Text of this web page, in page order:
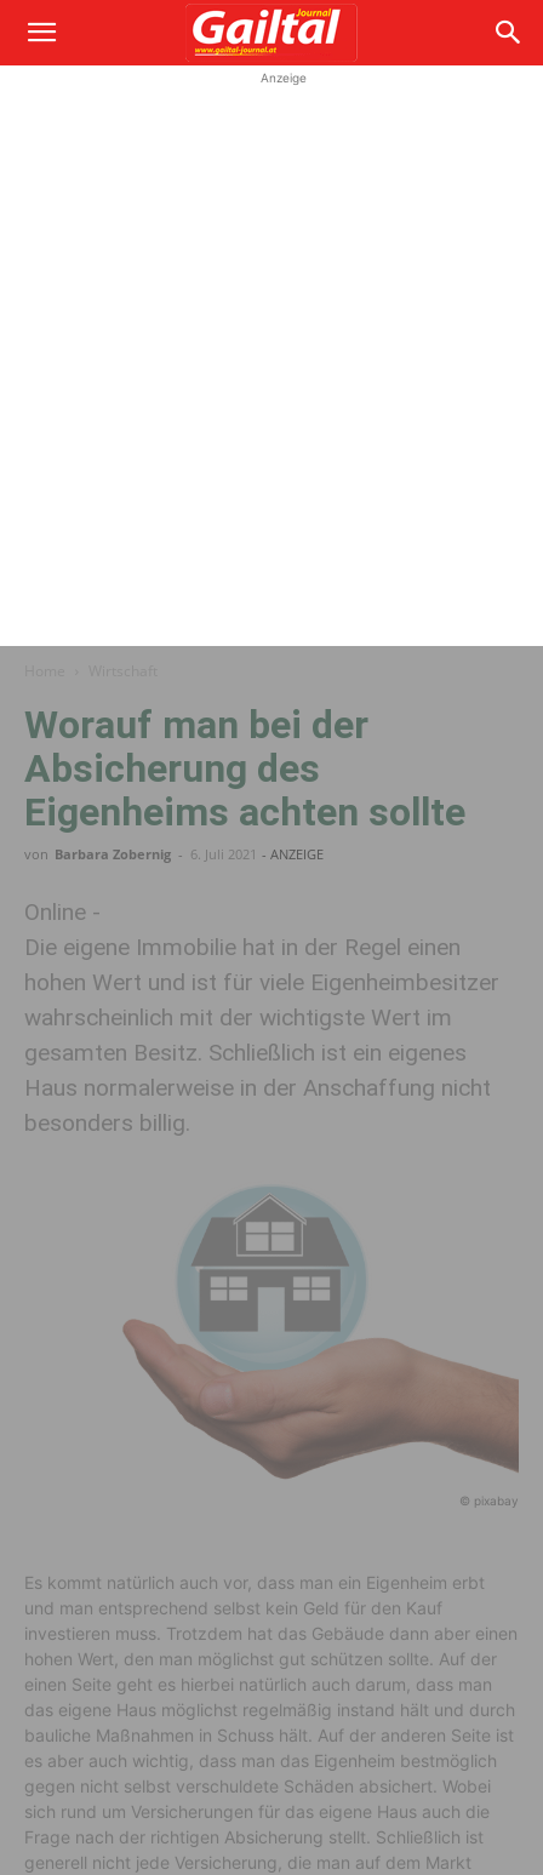
Anzeige
Worauf man bei der
Absicherung des
Eigenheims achten sollte
von Barbara Zobernig - 6. Juli 2021 - ANZEIGE
Online -
Die eigene Immobilie hat in der Regel einen
hohen Wert und ist für viele Eigenheimbesitzer
wahrscheinlich mit der wichtigste Wert im
gesamten Besitz. Schließlich ist ein eigenes
Haus normalerweise in der Anschaffung nicht
besonders billig.
© pixabay
Es kommt natürlich auch vor, dass man ein Eigenheim erbt
und man entsprechend selbst kein Geld für den Kauf
investieren muss. Trotzdem hat das Gebäude dann aber einen
hohen Wert, den man möglichst gut schützen sollte. Auf der
einen Seite geht es hierbei natürlich auch darum, dass man
das eigene Haus möglichst regelmäßig instand hält und durch
bauliche Maßnahmen in Schuss hält. Auf der anderen Seite ist
es aber auch wichtig, dass man das Eigenheim bestmöglich
gegen nicht selbst verschuldete Schäden absichert. Wobei
sich rund um Versicherungen für das eigene Haus auch die
Frage nach der richtigen Absicherung stellt. Schließlich ist
generell nicht jede Versicherung, die man auf dem Markt